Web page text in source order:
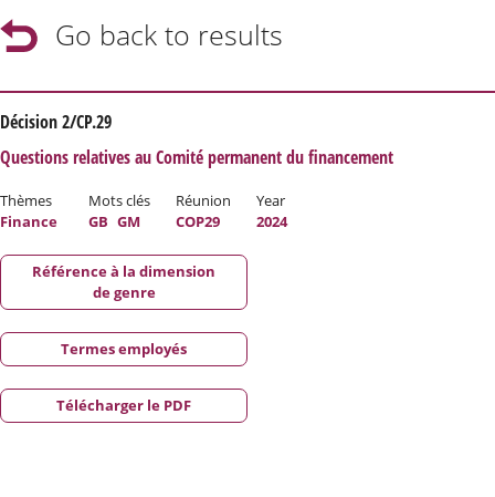
Go back to results
Décision 2/CP.29
Questions relatives au Comité permanent du financement
Thèmes
Finance
Mots clés
GB GM
Réunion
COP29
Year
2024
Référence à la dimension
de genre
Termes employés
Télécharger le PDF